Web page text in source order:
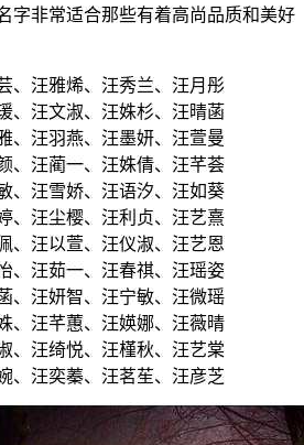
字非常适合那些有着高尚品质和美好
、汪雅烯、汪秀兰、汪月彤
、汪文淑、汪姝杉、汪晴菡
、汪羽燕、汪墨妍、汪萱曼
、汪蔺一、汪姝倩、汪芊荟
、汪雪娇、汪语汐、汪如葵
、汪尘樱、汪利贞、汪艺熹
、汪以萱、汪仪淑、汪艺恩
、汪茹一、汪春祺、汪瑶姿
、汪妍智、汪宁敏、汪微瑶
、汪芊蕙、汪媖娜、汪薇晴
、汪绮悦、汪槿秋、汪艺棠
、汪奕蓁、汪茗苼、汪彦芝